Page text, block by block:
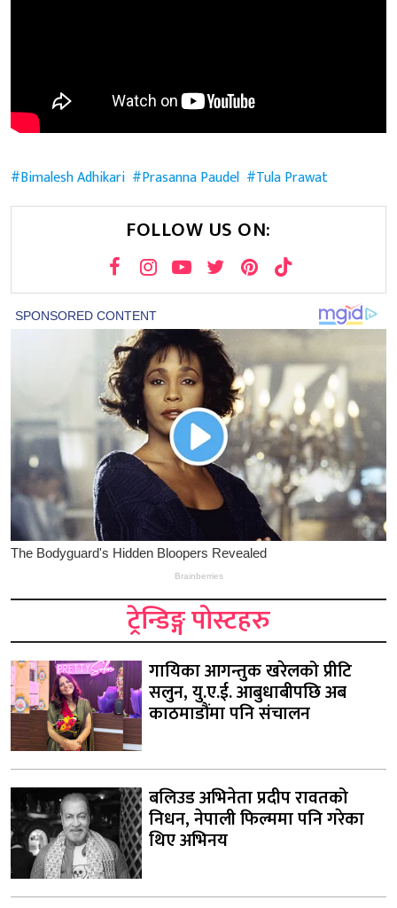
Bimalesh Adhikari Prasanna Paudel Tula Prawat
FOLLOW US ON:
ट्रेन्डिङ्ग पोस्टहरु
गायिका आगन्तुक खरेलको प्रीटि
सलुन, यु.ए.ई. आबुधाबीपछि अब
काठमाडौंमा पनि संचालन
बलिउड अभिनेता प्रदीप रावतको
निधन, नेपाली फिल्ममा पनि गरेका
थिए अभिनय